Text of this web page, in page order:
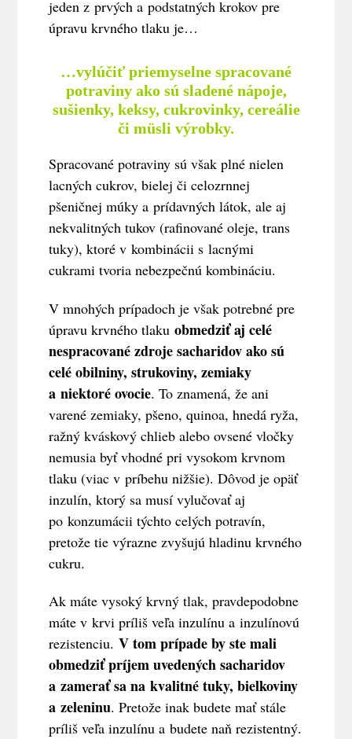
jeden z prvých a podstatných krokov pre
úpravu krvného tlaku je…
…vylúčiť priemyselne spracované
potraviny ako sú sladené nápoje,
sušienky, keksy, cukrovinky, cereálie
či müsli výrobky.
Spracované potraviny sú však plné nielen
lacných cukrov, bielej či celozrnnej
pšeničnej múky a prídavných látok, ale aj
nekvalitných tukov (rafinované oleje, trans
tuky), ktoré v kombinácii s lacnými
cukrami tvoria nebezpečnú kombináciu.
V mnohých prípadoch je však potrebné pre
úpravu krvného tlakuobmedziť aj celé
nespracované zdroje sacharidov ako sú
celé obilniny, strukoviny, zemiaky
a niektoré ovocie. To znamená, že ani
varené zemiaky, pšeno, quinoa, hnedá ryža,
ražný kváskový chlieb alebo ovsené vločky
nemusia byť vhodné pri vysokom krvnom
tlaku (viac v príbehu nižšie). Dôvod je opäť
inzulín, ktorý sa musí vylučovať aj
po konzumácii týchto celých potravín,
pretože tie výrazne zvyšujú hladinu krvného
cukru.
Ak máte vysoký krvný tlak, pravdepodobne
máte v krvi príliš veľa inzulínu a inzulínovú
rezistenciu.V tom prípade by ste mali
obmedziť príjem uvedených sacharidov
a zamerať sa na kvalitné tuky, bielkoviny
a zeleninu. Pretože inak budete mať stále
príliš veľa inzulínu a budete naň rezistentný.